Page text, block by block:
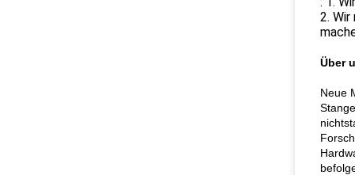
2.
Über
Neue